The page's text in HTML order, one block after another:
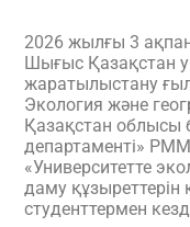
2026 жылғы 3
Шығыс Қазақстан
жаратылыстану
Экология және
Қазақстан облысы
департаменті»
«Университетте
даму
студенттермен